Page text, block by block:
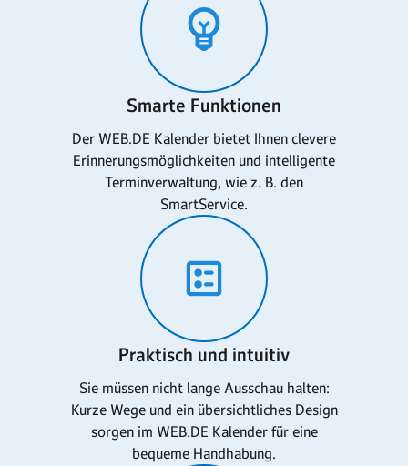
Smarte Funktionen
Der WEB.DE Kalender bietet Ihnen clevere
Erinnerungsmöglichkeiten und intelligente
Terminverwaltung, wie z. B. den
SmartService.
Praktisch und intuitiv
Sie müssen nicht lange Ausschau halten:
Kurze Wege und ein übersichtliches Design
sorgen im WEB.DE Kalender für eine
bequeme Handhabung.